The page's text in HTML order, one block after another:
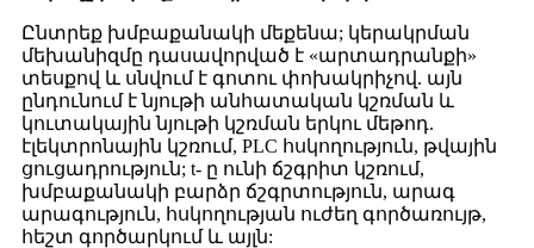
Ընտրեք խմբաքանակի մեքենա; կերակրման
մեխանիզմը դասավորված է «արտադրանքի»
տեսքով և սնվում է գոտու փոխակրիչով. այն
ընդունում է նյութի անհատական ​​կշռման և
կուտակային նյութի կշռման երկու մեթոդ.
էլեկտրոնային կշռում, PLC հսկողություն, թվային
ցուցադրություն; t- ը ունի ճշգրիտ կշռում,
խմբաքանակի բարձր ճշգրտություն, արագ
արագություն, հսկողության ուժեղ գործառույթ,
հեշտ գործարկում և այլն: